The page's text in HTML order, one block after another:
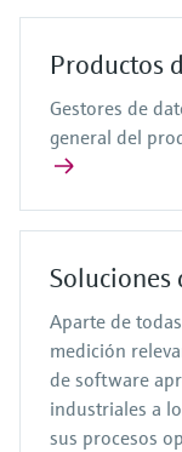
Productos
Gestores de
general del
Soluciones
Aparte de
medición
de software
industriales a
sus procesos